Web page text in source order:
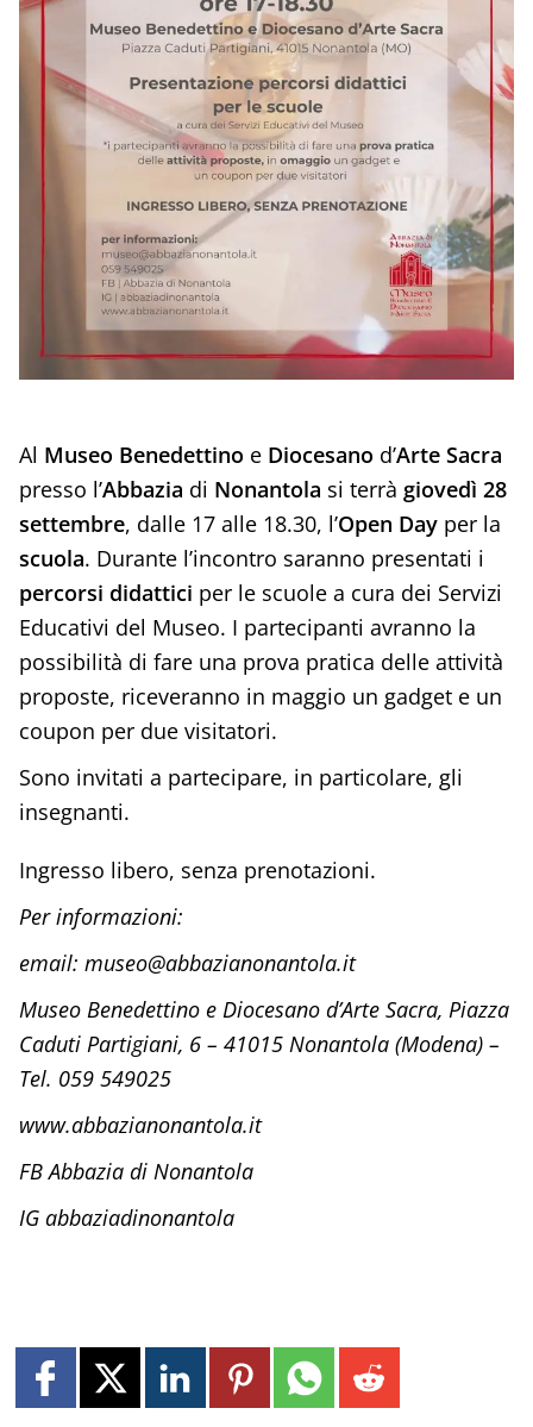
Al Museo Benedettino e Diocesano d’Arte Sacra
presso l’Abbazia di Nonantola si terrà giovedì 28
settembre, dalle 17 alle 18.30, l’Open Dayper la
scuola. Durante l’incontro saranno presentati i
percorsi didattici per le scuole a cura dei Servizi
Educativi del Museo. I partecipanti avranno la
possibilità di fare una prova pratica delle attività
proposte, riceveranno in maggio un gadget e un
coupon per due visitatori.
Sono invitati a partecipare, in particolare, gli
insegnanti.
Ingresso libero, senza prenotazioni.
Per informazioni:
email: museo@abbazianonantola.it
Museo Benedettino e Diocesano d’Arte Sacra, Piazza
Caduti Partigiani, 6 – 41015 Nonantola (Modena) –
Tel. 059 549025
www.abbazianonantola.it
FB Abbazia di Nonantola
IG abbaziadinonantola